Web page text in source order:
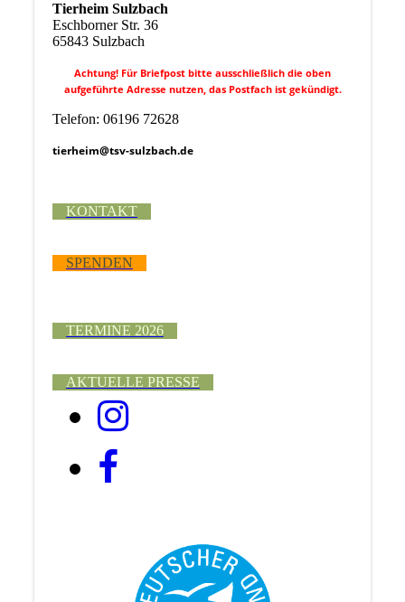
Tierheim Sulzbach
Eschborner Str. 36
65843 Sulzbach
Achtung! Für Briefpost bitte ausschließlich die oben
aufgeführte Adresse nutzen, das Postfach ist gekündigt.
Telefon: 06196 72628
tierheim@tsv-sulzbach.de
KONTAKT
SPENDEN
TERMINE 2026
AKTUELLE PRESSE